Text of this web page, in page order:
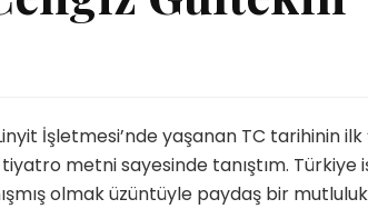
İşletmesi’nde yaşanan TC tarihinin ilk
metni sayesinde tanıştım. Türkiye
olmak üzüntüyle paydaş bir